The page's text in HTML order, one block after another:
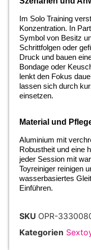
Im Solo Training
Konzentration. In
Symbol von Besitz
Schrittfolgen oder
Druck und bauen
Bondage oder
lenkt den Fokus
lassen sich durch
einsetzen.
Material und
Aluminium mit
Robustheit und eine
jeder Session mit
Toyreiniger reinigen
wasserbasiertes
Einführen.
SKU OPR-
Kategorien